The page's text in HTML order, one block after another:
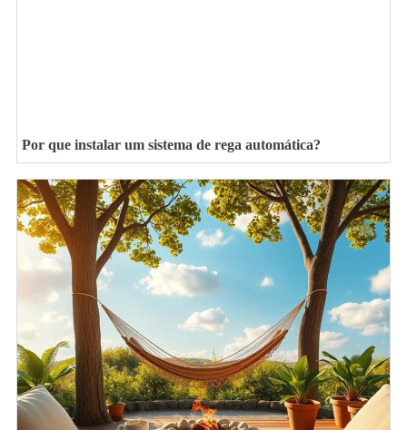
Por que instalar um sistema de rega automática?